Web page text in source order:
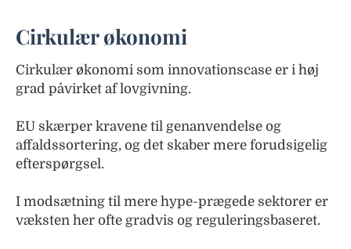
Cirkulær økonomi
Cirkulær økonomi som innovationscase er i høj
grad påvirket af lovgivning.
EU skærper kravene til genanvendelse og
affaldssortering, og det skaber mere forudsigelig
efterspørgsel.
I modsætning til mere hype-prægede sektorer er
væksten her ofte gradvis og reguleringsbaseret.